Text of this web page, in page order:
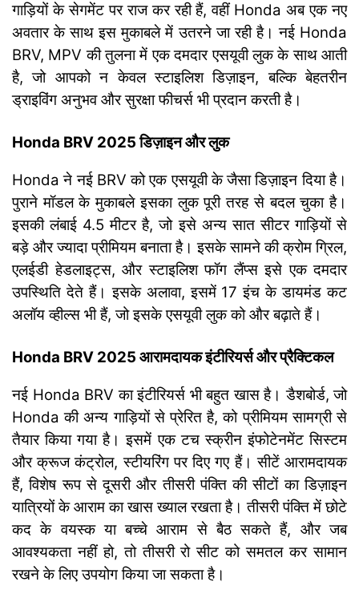
गाड़ियों के सेगमेंट पर राज कर रही हैं, वहीं Honda अब एक नए
अवतार के साथ इस मुकाबले में उतरने जा रही है। नई Honda
BRV, MPV की तुलना में एक दमदार एसयूवी लुक के साथ आती
है, जो आपको न केवल स्टाइलिश डिज़ाइन, बल्कि बेहतरीन
ड्राइविंग अनुभव और सुरक्षा फीचर्स भी प्रदान करती है।
Honda BRV 2025 डिज़ाइन और लुक
Honda ने नई BRV को एक एसयूवी के जैसा डिज़ाइन दिया है।
पुराने मॉडल के मुकाबले इसका लुक पूरी तरह से बदल चुका है।
इसकी लंबाई 4.5 मीटर है, जो इसे अन्य सात सीटर गाड़ियों से
बड़े और ज्यादा प्रीमियम बनाता है। इसके सामने की क्रोम ग्रिल,
एलईडी हेडलाइट्स, और स्टाइलिश फॉग लैंप्स इसे एक दमदार
उपस्थिति देते हैं। इसके अलावा, इसमें 17 इंच के डायमंड कट
अलॉय व्हील्स भी हैं, जो इसके एसयूवी लुक को और बढ़ाते हैं।
Honda BRV 2025 आरामदायकइंटीरियर्स और प्रैक्टिकल
नई Honda BRV का इंटीरियर्स भी बहुत खास है। डैशबोर्ड, जो
Honda की अन्य गाड़ियों से प्रेरित है, को प्रीमियम सामग्री से
तैयार किया गया है। इसमें एक टच स्क्रीन इंफोटेनमेंट सिस्टम
और क्रूज कंट्रोल, स्टीयरिंग पर दिए गए हैं। सीटें आरामदायक
हैं, विशेष रूप से दूसरी और तीसरी पंक्ति की सीटों का डिज़ाइन
यात्रियों के आराम का खास ख्याल रखता है। तीसरी पंक्ति में छोटे
कद के वयस्क या बच्चे आराम से बैठ सकते हैं, और जब
आवश्यकता नहीं हो, तो तीसरी रो सीट को समतल कर सामान
रखने के लिए उपयोग किया जा सकता है।